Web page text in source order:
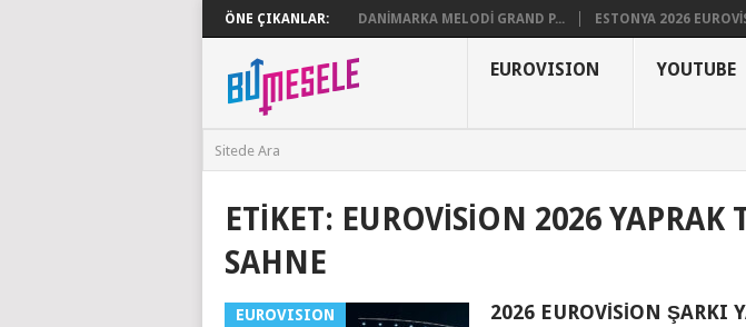
ÖNE ÇIKANLAR: DANIMARKA MELODI GRAND P... ESTONYA 2026
EUROVISION YOUTUBE
ETIKET: EUROVISION 2026 YAPRAK
SAHNE
EUROVISION
2026 EUROVISION ŞARKI